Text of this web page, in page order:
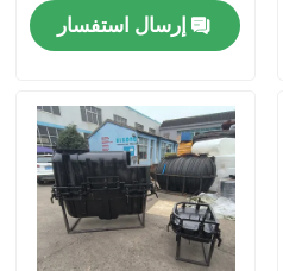
إرسال استفسار